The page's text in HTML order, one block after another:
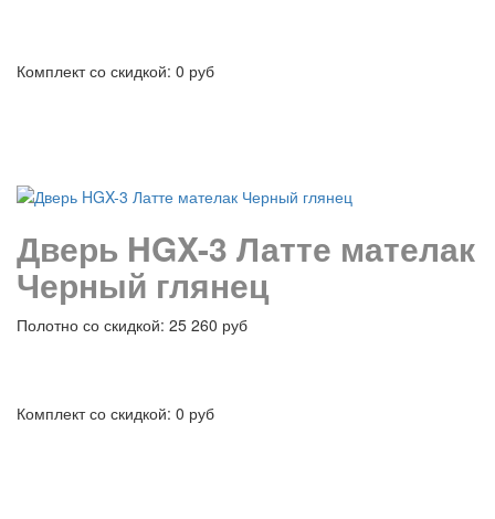
Комплект со скидкой: 0 руб
Дверь HGX-3 Латте мателак
Черный глянец
Полотно со скидкой: 25 260 руб
Комплект со скидкой: 0 руб